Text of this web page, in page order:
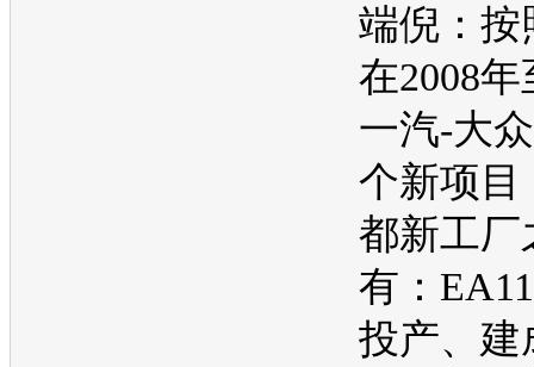
端倪：按
在2008年
一汽-大众
个新项目
都新工厂
有：
投产、建